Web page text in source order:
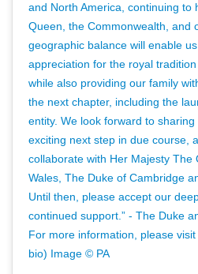
and North America, continuing to
Queen, the Commonwealth, and
geographic balance will enable
appreciation for the royal
while also providing our family
the next chapter, including the
entity. We look forward to
exciting next step in due course,
collaborate with Her Majesty The
Wales, The Duke of Cambridge
Until then, please accept our
continued support.” - The Duke
For more information, please
bio) Image © PA